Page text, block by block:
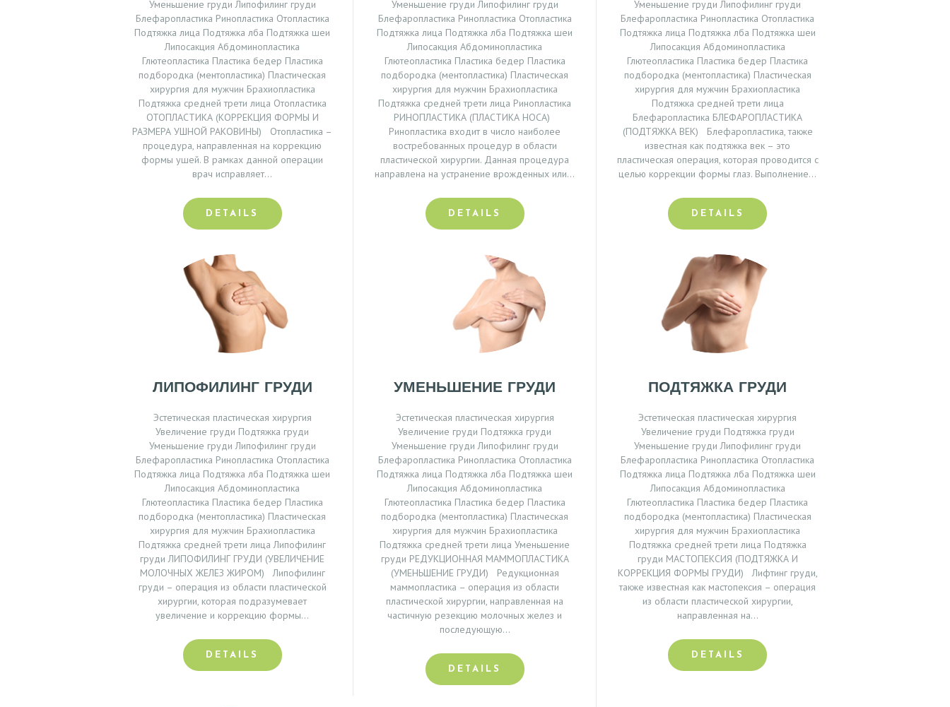
Уменьшение груди Липофилинг груди
Блефаропластика Ринопластика Отопластика
Подтяжка лица Подтяжка лба Подтяжка шеи
Липосакция Абдоминопластика
Глютеопластика Пластика бедер Пластика
подбородка (ментопластика) Пластическая
хирургия для мужчин Брахиопластика
Подтяжка средней трети лица Отопластика
ОТОПЛАСТИКА (КОРРЕКЦИЯ ФОРМЫ И
РАЗМЕРА УШНОЙ РАКОВИНЫ) Отопластика –
процедура, направленная на коррекцию
формы ушей. В рамках данной операции
врач исправляет…
DETAILS
Уменьшение груди Липофилинг груди
Блефаропластика Ринопластика Отопластика
Подтяжка лица Подтяжка лба Подтяжка шеи
Липосакция Абдоминопластика
Глютеопластика Пластика бедер Пластика
подбородка (ментопластика) Пластическая
хирургия для мужчин Брахиопластика
Подтяжка средней трети лица Ринопластика
РИНОПЛАСТИКА (ПЛАСТИКА НОСА)
Ринопластика входит в число наиболее
востребованных процедур в области
пластической хирургии. Данная процедура
направлена на устранение врожденных или…
DETAILS
Уменьшение груди Липофилинг груди
Блефаропластика Ринопластика Отопластика
Подтяжка лица Подтяжка лба Подтяжка шеи
Липосакция Абдоминопластика
Глютеопластика Пластика бедер Пластика
подбородка (ментопластика) Пластическая
хирургия для мужчин Брахиопластика
Подтяжка средней трети лица
Блефаропластика БЛЕФАРОПЛАСТИКА
(ПОДТЯЖКА ВЕК) Блефаропластика, также
известная как подтяжка век – это
пластическая операция, которая проводится с
целью коррекции формы глаз. Выполнение…
DETAILS
ЛИПОФИЛИНГ ГРУДИ
Эстетическая пластическая хирургия
Увеличение груди Подтяжка груди
Уменьшение груди Липофилинг груди
Блефаропластика Ринопластика Отопластика
Подтяжка лица Подтяжка лба Подтяжка шеи
Липосакция Абдоминопластика
Глютеопластика Пластика бедер Пластика
подбородка (ментопластика) Пластическая
хирургия для мужчин Брахиопластика
Подтяжка средней трети лица Липофилинг
груди ЛИПОФИЛИНГ ГРУДИ (УВЕЛИЧЕНИЕ
МОЛОЧНЫХ ЖЕЛЕЗ ЖИРОМ) Липофилинг
груди – операция из области пластической
хирургии, которая подразумевает
увеличение и коррекцию формы…
DETAILS
УМЕНЬШЕНИЕ ГРУДИ
Эстетическая пластическая хирургия
Увеличение груди Подтяжка груди
Уменьшение груди Липофилинг груди
Блефаропластика Ринопластика Отопластика
Подтяжка лица Подтяжка лба Подтяжка шеи
Липосакция Абдоминопластика
Глютеопластика Пластика бедер Пластика
подбородка (ментопластика) Пластическая
хирургия для мужчин Брахиопластика
Подтяжка средней трети лица Уменьшение
груди РЕДУКЦИОННАЯ МАММОПЛАСТИКА
(УМЕНЬШЕНИЕ ГРУДИ) Редукционная
маммопластика – операция из области
пластической хирургии, направленная на
частичную резекцию молочных желез и
последующую…
DETAILS
ПОДТЯЖКА ГРУДИ
Эстетическая пластическая хирургия
Увеличение груди Подтяжка груди
Уменьшение груди Липофилинг груди
Блефаропластика Ринопластика Отопластика
Подтяжка лица Подтяжка лба Подтяжка шеи
Липосакция Абдоминопластика
Глютеопластика Пластика бедер Пластика
подбородка (ментопластика) Пластическая
хирургия для мужчин Брахиопластика
Подтяжка средней трети лица Подтяжка
груди МАСТОПЕКСИЯ (ПОДТЯЖКА И
КОРРЕКЦИЯ ФОРМЫ ГРУДИ) Лифтинг груди,
также известная как мастопексия – операция
из области пластической хирургии,
направленная на…
DETAILS